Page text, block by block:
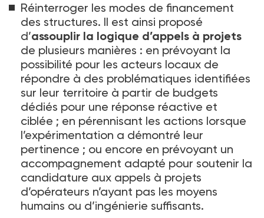
Réinterroger les modes de financement
des structures. Il est ainsi proposé
d’assouplir la logique d’appels à projets
de plusieurs manières : en prévoyant la
possibilité pour les acteurs locaux de
répondre à des problématiques identifiées
sur leur territoire à partir de budgets
dédiés pour une réponse réactive et
ciblée ; en pérennisant les actions lorsque
l’expérimentation a démontré leur
pertinence ; ou encore en prévoyant un
accompagnement adapté pour soutenir la
candidature aux appels à projets
d’opérateurs n’ayant pas les moyens
humains ou d’ingénierie suffisants.